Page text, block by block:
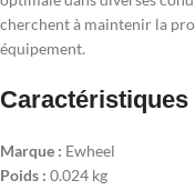
cherchent à maintenir la
équipement.
Caractéristiques
Marque : Ewheel
Poids : 0.024 kg